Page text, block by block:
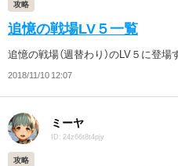
攻略
追憶の戦場LV５一覧
追憶の戦場（週替わり）のLV５に登場
2018/11/10 12:07
ミーヤ
ID: 24z66t8t4pjy
攻略